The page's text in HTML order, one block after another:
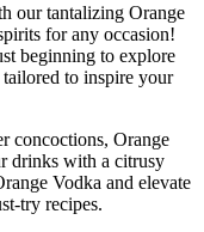
our tantalizing Orange
for any occasion!
beginning to explore
to inspire your
concoctions, Orange
drinks with a citrusy
Vodka and elevate
try recipes.